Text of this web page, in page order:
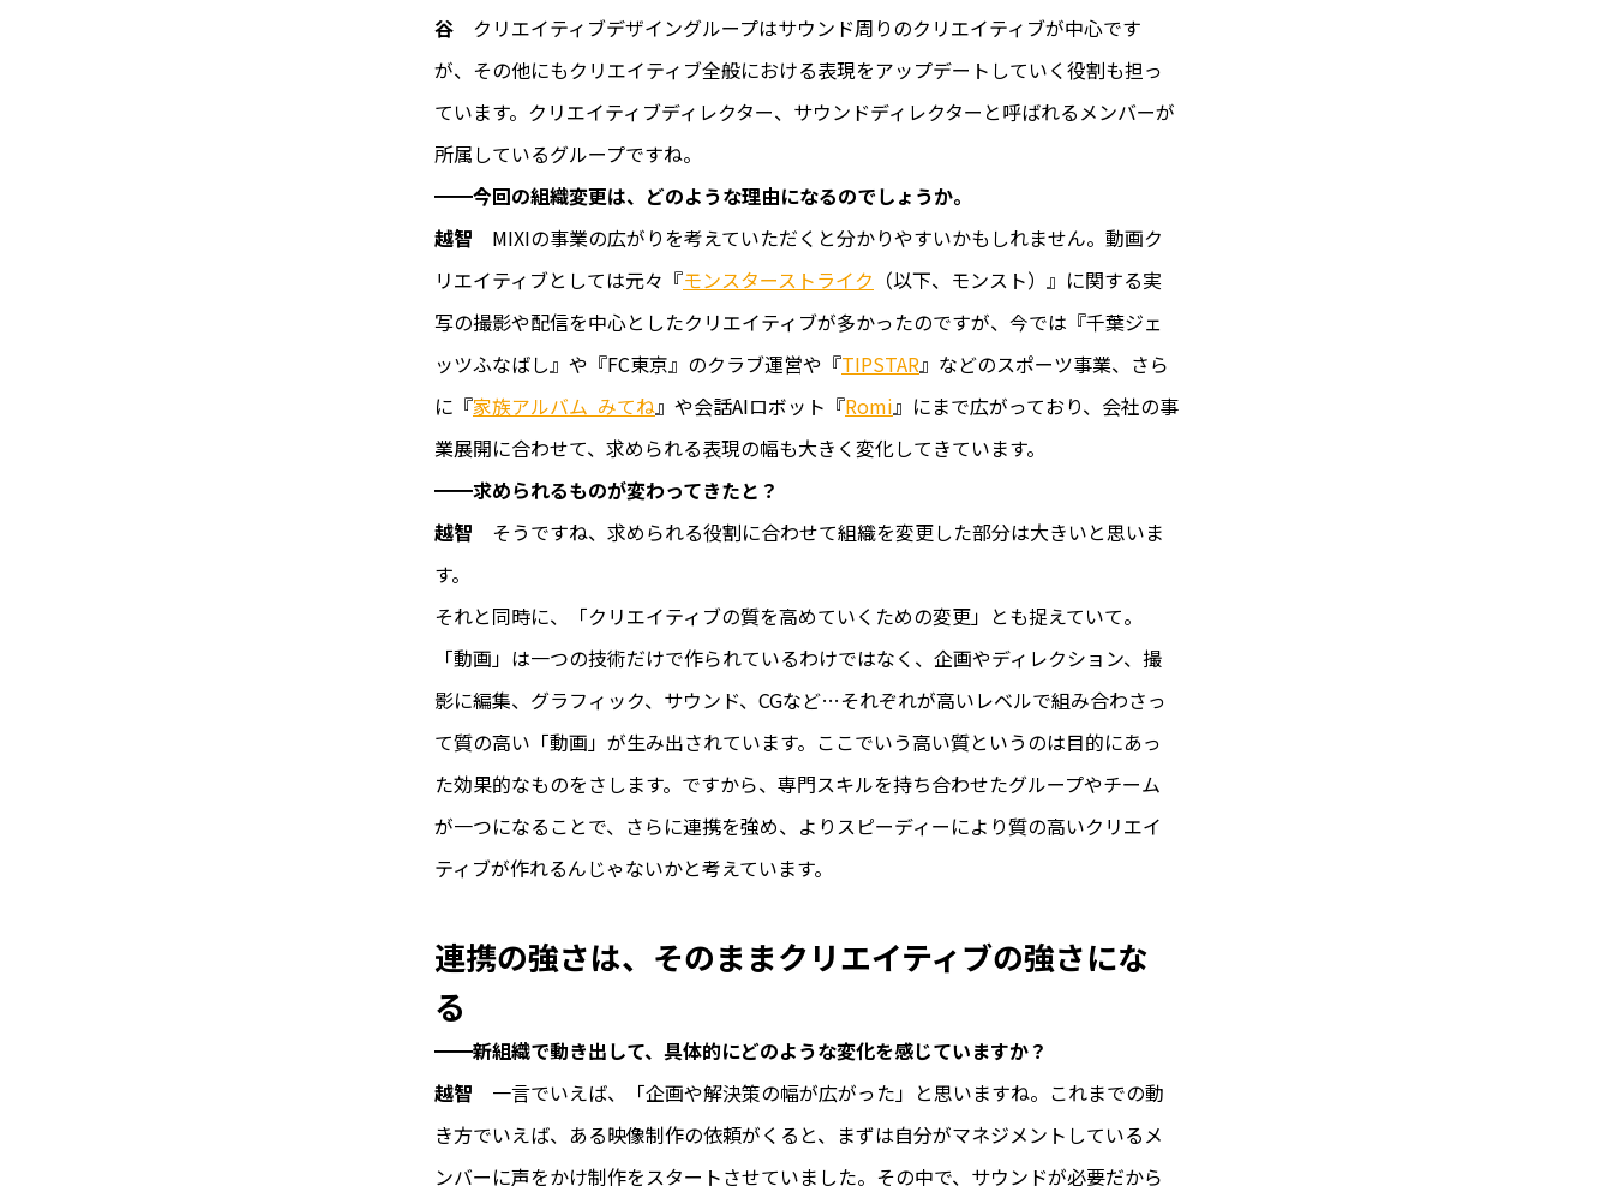
谷 クリエイティブデザイングループはサウンド周りのクリエイティブが中心です
が、その他にもクリエイティブ全般における表現をアップデートしていく役割も担っ
ています。クリエイティブディレクター、サウンドディレクターと呼ばれるメンバーが
所属しているグループですね。
━━今回の組織変更は、どのような理由になるのでしょうか。
越智 MIXIの事業の広がりを考えていただくと分かりやすいかもしれません。動画ク
リエイティブとしては元々『モンスターストライク （以下、モンスト）』に関する実
写の撮影や配信を中心としたクリエイティブが多かったのですが、今では『千葉ジェ
ッツふなばし』や『FC東京』のクラブ運営や『TIPSTAR』などのスポーツ事業、さら
に『家族アルバム みてね』や会話AIロボット『Romi』にまで広がっており、会社の事
業展開に合わせて、求められる表現の幅も大きく変化してきています。
━━求められるものが変わってきたと？
越智 そうですね、求められる役割に合わせて組織を変更した部分は大きいと思いま
す。
それと同時に、「クリエイティブの質を高めていくための変更」とも捉えていて。
「動画」は一つの技術だけで作られているわけではなく、企画やディレクション、撮
影に編集、グラフィック、サウンド、CGなど…それぞれが高いレベルで組み合わさっ
て質の高い「動画」が生み出されています。ここでいう高い質というのは目的にあっ
た効果的なものをさします。ですから、専門スキルを持ち合わせたグループやチーム
が一つになることで、さらに連携を強め、よりスピーディーにより質の高いクリエイ
ティブが作れるんじゃないかと考えています。
連携の強さは、そのままクリエイティブの強さにな
る
━━新組織で動き出して、具体的にどのような変化を感じていますか？
越智 一言でいえば、「企画や解決策の幅が広がった」と思いますね。これまでの動
き方でいえば、ある映像制作の依頼がくると、まずは自分がマネジメントしているメ
ンバーに声をかけ制作をスタートさせていました。その中で、サウンドが必要だから